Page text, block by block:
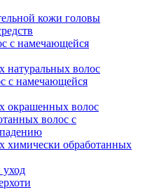
кожи головы
с намечающейся
натуральных волос
с намечающейся
окрашенных волос
волос с
химически обработанных